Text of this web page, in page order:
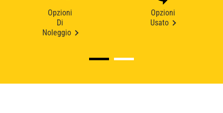
Opzioni
Di
Noleggio
Opzioni
Usato